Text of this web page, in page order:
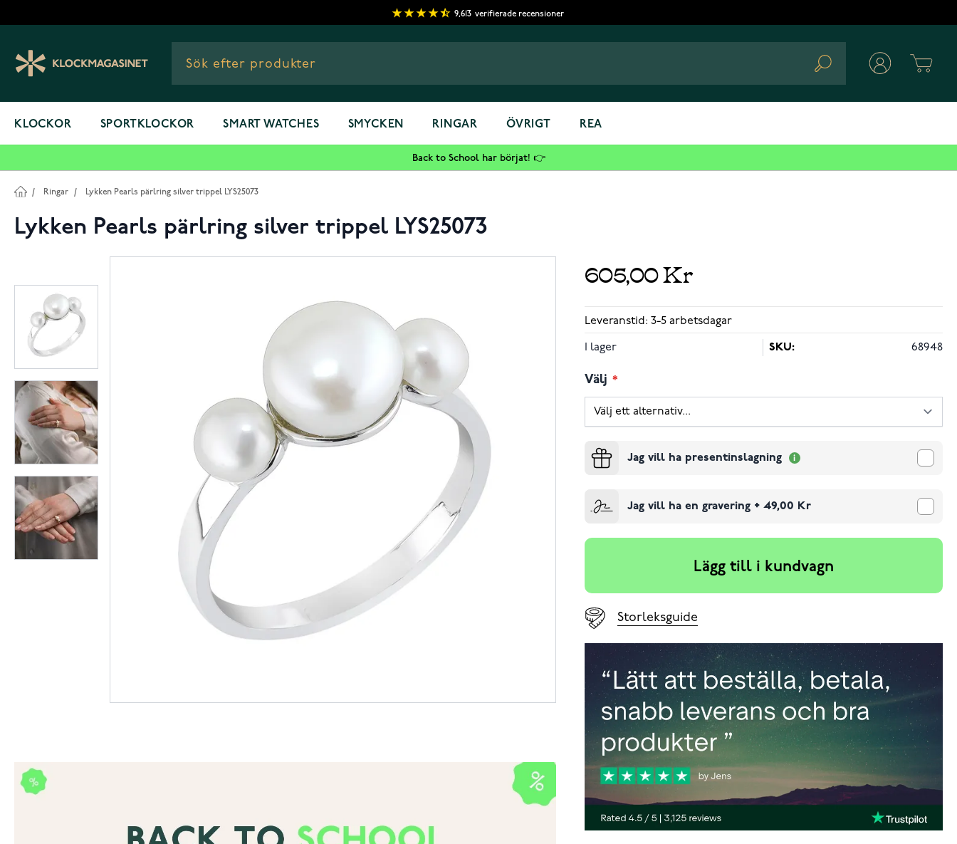
9,613 verifierade recensioner
Search
KLOCKOR SPORTKLOCKOR SMART WATCHES SMYCKEN RINGAR ÖVRIGT REA
Back to School har börjat! 👉
/ Ringar / Lykken Pearls pärlring silver trippel LYS25073
Lykken Pearls pärlring silver trippel LYS25073
605,00 Kr
Leveranstid: 3-5 arbetsdagar
I lager SKU: 68948
Välj
Jag vill ha presentinslagning
Jag vill ha en gravering+ 49,00 Kr
Lägg till i kundvagn
Storleksguide